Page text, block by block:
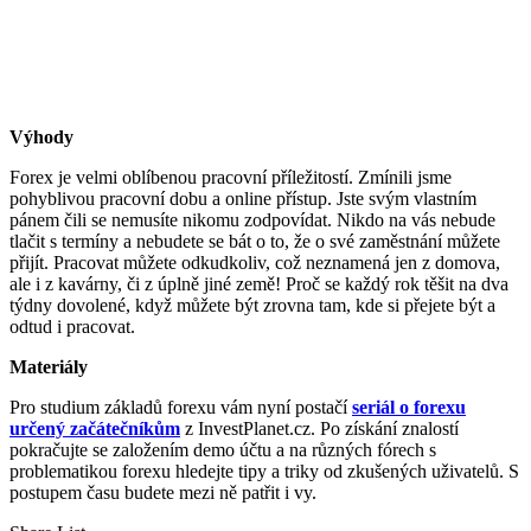
Výhody
Forex je velmi oblíbenou pracovní příležitostí. Zmínili jsme
pohyblivou pracovní dobu a online přístup. Jste svým vlastním
pánem čili se nemusíte nikomu zodpovídat. Nikdo na vás nebude
tlačit s termíny a nebudete se bát o to, že o své zaměstnání můžete
přijít. Pracovat můžete odkudkoliv, což neznamená jen z domova,
ale i z kavárny, či z úplně jiné země! Proč se každý rok těšit na dva
týdny dovolené, když můžete být zrovna tam, kde si přejete být a
odtud i pracovat.
Materiály
Pro studium základů forexu vám nyní postačíseriál o forexu
určený začátečníkům z InvestPlanet.cz. Po získání znalostí
pokračujte se založením demo účtu a na různých fórech s
problematikou forexu hledejte tipy a triky od zkušených uživatelů. S
postupem času budete mezi ně patřit i vy.